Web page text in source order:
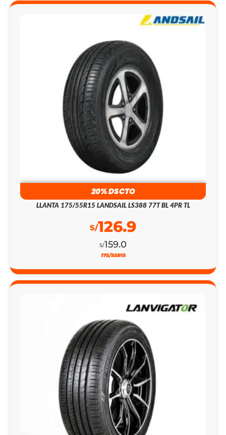
20% DSCTO
LLANTA 175/55R15 LANDSAIL LS388 77T BL 4PR TL
S/159.0
S/126.9
23% DSCTO